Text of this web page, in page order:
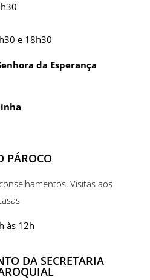
e 18h30
da Esperança
PÁROCO
Visitas aos
às 12h
DA SECRETARIA